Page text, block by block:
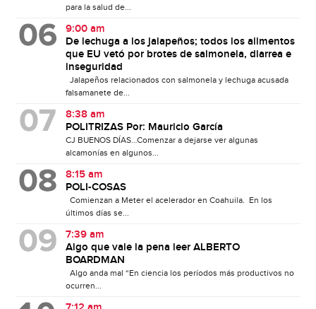
para la salud de...
9:00 am
De lechuga a los jalapeños; todos los alimentos
que EU vetó por brotes de salmonela, diarrea e
inseguridad
Jalapeños relacionados con salmonela y lechuga acusada
falsamanete de...
8:38 am
POLITRIZAS Por: Mauricio García
CJ BUENOS DÍAS…Comenzar a dejarse ver algunas
alcamonías en algunos...
8:15 am
POLI-COSAS
Comienzan a Meter el acelerador en Coahuila. En los
últimos días se...
7:39 am
Algo que vale la pena leer ALBERTO
BOARDMAN
Algo anda mal “En ciencia los períodos más productivos no
ocurren...